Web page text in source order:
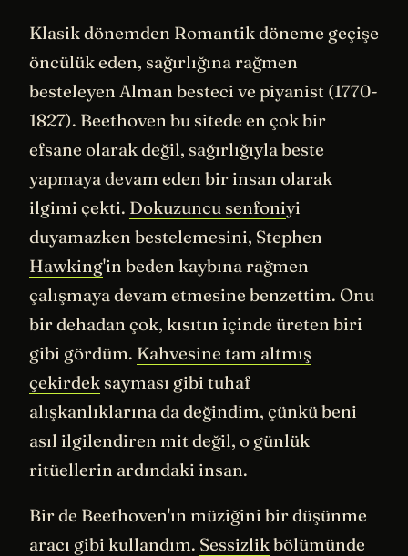
Klasik dönemden Romantik döneme geçişe
öncülük eden, sağırlığına rağmen
besteleyen Alman besteci ve piyanist (1770-
1827). Beethoven bu sitede en çok bir
efsane olarak değil, sağırlığıyla beste
yapmaya devam eden bir insan olarak
ilgimi çekti. Dokuzuncu senfoniyi
duyamazken bestelemesini, Stephen
Hawking'in beden kaybına rağmen
çalışmaya devam etmesine benzettim. Onu
bir dehadan çok, kısıtın içinde üreten biri
gibi gördüm. Kahvesine tam altmış
çekirdek sayması gibi tuhaf
alışkanlıklarına da değindim, çünkü beni
asıl ilgilendiren mit değil, o günlük
ritüellerin ardındaki insan.
Bir de Beethoven'ın müziğini bir düşünme
aracı gibi kullandım. Sessizlikbölümünde